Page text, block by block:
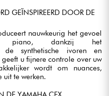
GEÏNSPIREERD DOOR DE
nauwkeurig het gevoel
piano, dankzij het
de synthetische ivoren en
u fijnere controle over uw
wordt om nuances,
uit te werken.